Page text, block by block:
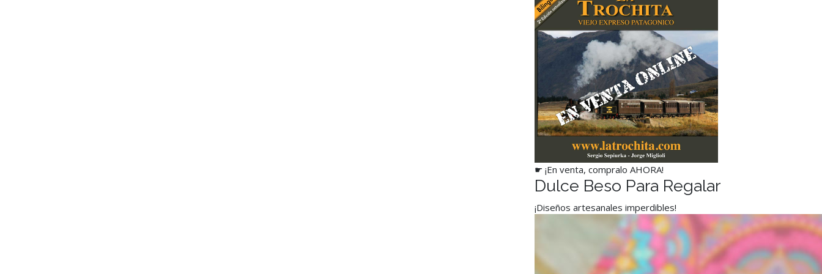
☛ ¡En venta, compralo AHORA!
Dulce Beso Para Regalar
¡Diseños artesanales imperdibles!